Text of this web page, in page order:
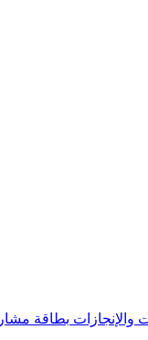
والإنجازات بطاقة